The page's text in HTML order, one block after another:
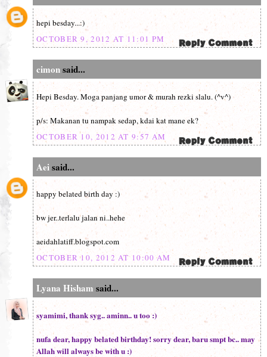
hepi besday...:)
OCTOBER 9, 2012 AT 11:01 PM
cimonsaid...
Hepi Besday. Moga panjang umor & murah rezki slalu. (^v^)
p/s: Makanan tu nampak sedap, kdai kat mane ek?
OCTOBER 10, 2012 AT 9:57 AM
Aeisaid...
happy belated birth day :)
bw jer..terlalu jalan ni..hehe
aeidahlatiff.blogspot.com
OCTOBER 10, 2012 AT 10:00 AM
Lyana Hisham said...
syamimi, thank syg.. aminn.. u too :)
nufa dear, happy belated birthday! sorry dear, baru smpt bc.. may
Allah will always be with u :)